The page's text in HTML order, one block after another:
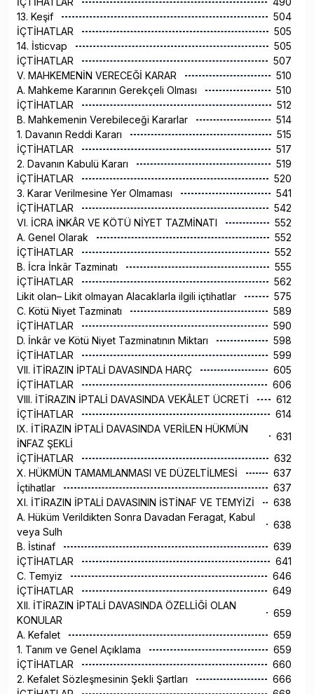
13. Keşif
504
İÇTİHATLAR
505
14. İsticvap
505
İÇTİHATLAR
507
V. MAHKEMENİN VERECEĞİ KARAR
510
A. Mahkeme Kararının Gerekçeli Olması
510
İÇTİHATLAR
512
B. Mahkemenin Verebileceği Kararlar
514
1. Davanın Reddi Kararı
515
İÇTİHATLAR
517
2. Davanın Kabulü Kararı
519
İÇTİHATLAR
520
3. Karar Verilmesine Yer Olmaması
541
İÇTİHATLAR
542
VI. İCRA İNKÂR VE KÖTÜ NİYET TAZMİNATI
552
A. Genel Olarak
552
İÇTİHATLAR
552
B. İcra İnkâr Tazminatı
555
İÇTİHATLAR
562
Likit olan– Likit olmayan Alacaklarla ilgili içtihatlar
575
C. Kötü Niyet Tazminatı
589
İÇTİHATLAR
590
D. İnkâr ve Kötü Niyet Tazminatının Miktarı
598
İÇTİHATLAR
599
VII. İTİRAZIN İPTALİ DAVASINDA HARÇ
605
İÇTİHATLAR
606
VIII. İTİRAZIN İPTALİ DAVASINDA VEKÂLET ÜCRETİ
612
İÇTİHATLAR
614
IX. İTİRAZIN İPTALİ DAVASINDA VERİLEN HÜKMÜN
İNFAZ ŞEKLİ
631
İÇTİHATLAR
632
X. HÜKMÜN TAMAMLANMASI VE DÜZELTİLMESİ
637
İçtihatlar
637
XI. İTİRAZIN İPTALİ DAVASININ İSTİNAF VE TEMYİZİ
638
A. Hüküm Verildikten Sonra Davadan Feragat, Kabul
veya Sulh
638
B. İstinaf
639
İÇTİHATLAR
641
C. Temyiz
646
İÇTİHATLAR
649
XII. İTİRAZIN İPTALİ DAVASINDA ÖZELLİĞİ OLAN
KONULAR
659
A. Kefalet
659
1. Tanım ve Genel Açıklama
659
İÇTİHATLAR
660
2. Kefalet Sözleşmesinin Şekli Şartları
666